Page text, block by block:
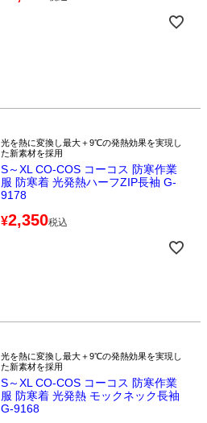
光を熱に変換し最大＋9℃の発熱効果を実現し
た新素材を採用
S～XL CO-COS コーコス 防寒作業
服 防寒着 光発熱ハーフZIP長袖 G-
9178
¥2,350税込
光を熱に変換し最大＋9℃の発熱効果を実現し
た新素材を採用
S～XL CO-COS コーコス 防寒作業
服 防寒着 光発熱 モックネック長袖
G-9168